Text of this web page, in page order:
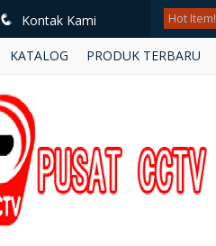
q Kontak Kami Hot Item!
KATALOG PRODUK TERBARU